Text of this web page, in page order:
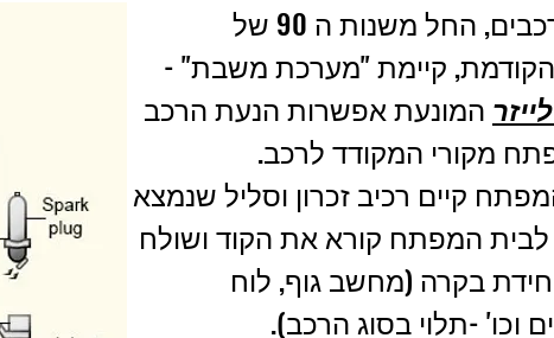
החל משנות ה 90 של
קיימת "מערכת משבת" -
המונעת אפשרות הנעת הרכב
מקורי המקודד לרכב.
קיים רכיב זכרון וסליל שנמצא
המפתח קורא את הקוד ושולח
בקרה (מחשב גוף, לוח
וכו' -תלוי בסוג הרכב).